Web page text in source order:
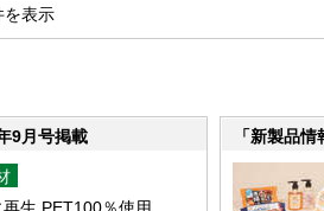
を表示
9月号掲載 「新製品